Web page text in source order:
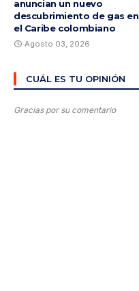
anuncian un nuevo
descubrimiento de gas en
el Caribe colombiano
Agosto 03, 2026
CUÁL ES TU OPINIÓN
Gracias por su comentario